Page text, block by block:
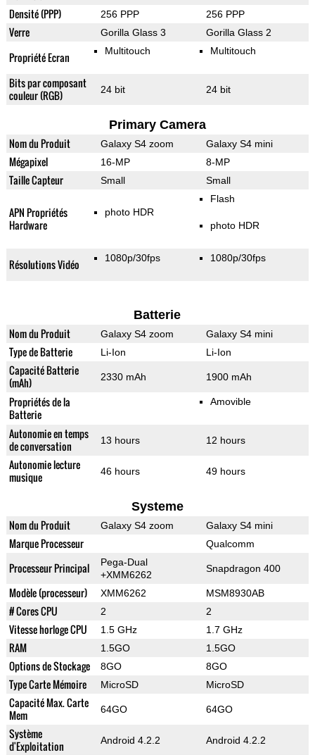
Densité (PPP) 256 PPP 256 PPP
Verre Gorilla Glass 3 Gorilla Glass 2
Propriété Ecran Multitouch Multitouch
Bits par composant
couleur (RGB)
24 bit 24 bit
Primary Camera
Nom du Produit Galaxy S4 zoom Galaxy S4 mini
Mégapixel 16-MP 8-MP
Taille Capteur Small Small
APN Propriétés
Hardware
photo HDR
Flash
photo HDR
Résolutions Vidéo 1080p/30fps 1080p/30fps
Batterie
Nom du Produit Galaxy S4 zoom Galaxy S4 mini
Type de Batterie Li-Ion Li-Ion
Capacité Batterie
(mAh)
2330 mAh 1900 mAh
Propriétés de la
Batterie
Amovible
Autonomie en temps
de conversation
13 hours 12 hours
Autonomie lecture
musique
46 hours 49 hours
Systeme
Nom du Produit Galaxy S4 zoom Galaxy S4 mini
Marque Processeur Qualcomm
Processeur Principal
Pega-Dual
+XMM6262
Snapdragon 400
Modèle (processeur) XMM6262 MSM8930AB
# Cores CPU 2 2
Vitesse horloge CPU 1.5 GHz 1.7 GHz
RAM 1.5GO 1.5GO
Options de Stockage 8GO 8GO
Type Carte Mémoire MicroSD MicroSD
Capacité Max. Carte
Mem
64GO 64GO
Système
d'Exploitation
Android 4.2.2 Android 4.2.2